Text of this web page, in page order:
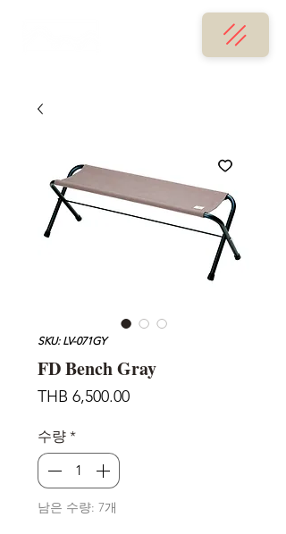
SKU: LV-071GY
FD Bench Gray
THB 6,500.00가
수량 *
남은 수량: 7개